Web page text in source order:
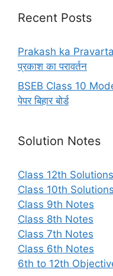
Recent Posts
Prakash ka
प्रकाश का परावर्तन
BSEB Class 10
पेपर बिहार बोर्ड
Solution Notes
Class 12th Solutions
Class 10th Solutions
Class 9th Notes
Class 8th Notes
Class 7th Notes
Class 6th Notes
6th to 12th